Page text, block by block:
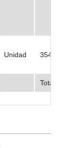
Unidad
Total